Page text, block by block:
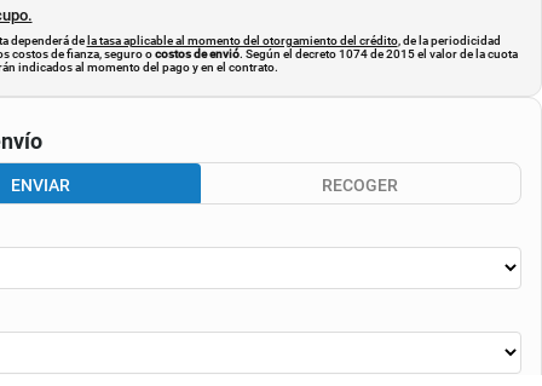
dependerá de la tasa aplicable al momento del otorgamiento del crédito, de la periodicidad
costos de fianza, seguro ocostos de envió. Según el decreto 1074 de 2015 el valor de la cuota
indicados al momento del pago y en el contrato.
ENVIAR RECOGER